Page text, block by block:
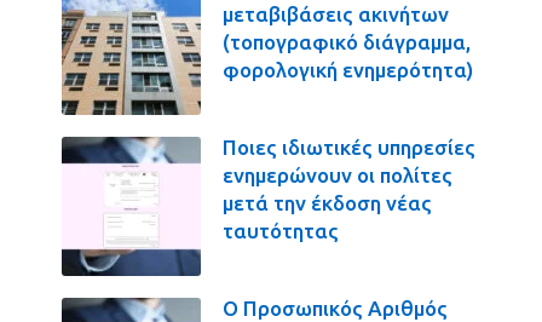
μεταβιβάσεις ακινήτων
(τοπογραφικό διάγραμμα,
φορολογική ενημερότητα)
Ποιες ιδιωτικές υπηρεσίες
ενημερώνουν οι πολίτες
μετά την έκδοση νέας
ταυτότητας
Ο Προσωπικός Αριθμός